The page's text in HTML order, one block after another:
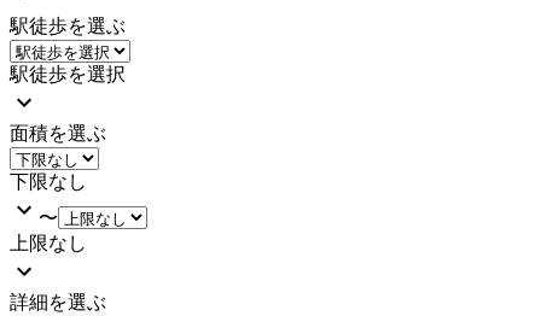
駅徒歩を選ぶ
駅徒歩を選択
面積を選ぶ
下限なし
〜
上限なし
詳細を選ぶ